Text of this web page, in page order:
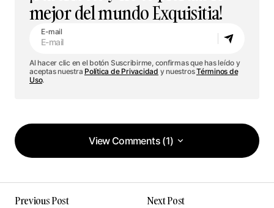
mejor del mundo Exquisitia!
E-mail
Al hacer clic en el botón Suscribirme, confirmas que has leído y
aceptas nuestra Política de Privacidad y nuestrosTérminos de
Uso.
View Comments (1)
View Comments (1)
¡Qué ideas tan elegantes para dar personalidad a
cualquier pared!
Previous Post
Next Post